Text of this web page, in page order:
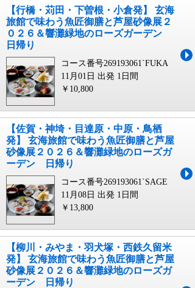
【行橋・苅田・下曽根・小倉発】 玄海
旅館で味わう魚匠御膳と芦屋砂像展２
０２６＆響灘緑地のローズガーデン
日帰り
コース番号269193061`FUKA
11月01日 出発 1日間
￥10,800
【佐賀・神埼・目達原・中原・鳥栖
発】 玄海旅館で味わう魚匠御膳と芦屋
砂像展２０２６＆響灘緑地のローズガ
ーデン 日帰り
コース番号269193061`SAGE
11月08日 出発 1日間
￥13,800
【柳川・みやま・羽犬塚・西鉄久留米
発】 玄海旅館で味わう魚匠御膳と芦屋
砂像展２０２６＆響灘緑地のローズガ
ーデン 日帰り